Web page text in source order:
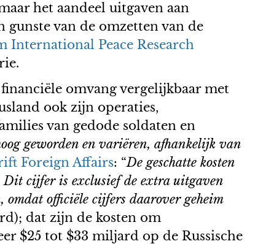
het aandeel uitgaven aan
van de omzetten van de
International Peace Research
omvang vergelijkbaar met
ook zijn operaties,
van gedode soldaten en
geworden en variëren, afhankelijk van
Foreign Affairs: “De geschatte kosten
cijfer is exclusief de extra uitgaven
omdat officiële cijfers daarover geheim
dat zijn de kosten om
$25 tot $33 miljard op de Russische